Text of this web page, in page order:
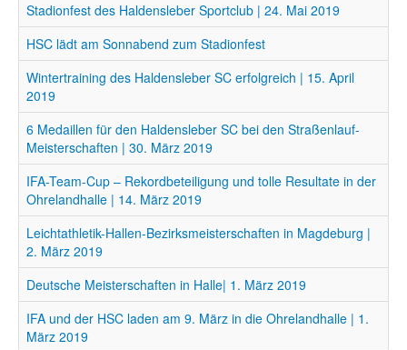
Stadionfest des Haldensleber Sportclub | 24. Mai 2019
HSC lädt am Sonnabend zum Stadionfest
Wintertraining des Haldensleber SC erfolgreich | 15. April
2019
6 Medaillen für den Haldensleber SC bei den Straßenlauf-
Meisterschaften | 30. März 2019
IFA-Team-Cup – Rekordbeteiligung und tolle Resultate in der
Ohrelandhalle | 14. März 2019
Leichtathletik-Hallen-Bezirksmeisterschaften in Magdeburg |
2. März 2019
Deutsche Meisterschaften in Halle| 1. März 2019
IFA und der HSC laden am 9. März in die Ohrelandhalle | 1.
März 2019